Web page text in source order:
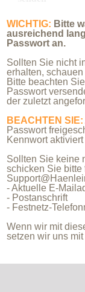
WICHTIG: Bitte
ausreichend
Passwort an.
Sollten Sie nicht
erhalten,
Bitte beachten
Passwort
der zuletzt
BEACHTEN SIE:
Passwort
Kennwort
Sollten Sie keine
schicken Sie bitte
- Aktuelle E-
- Postanschrift
- Festnetz-
Wenn wir mit
setzen wir uns